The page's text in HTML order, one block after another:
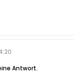
Antwort.